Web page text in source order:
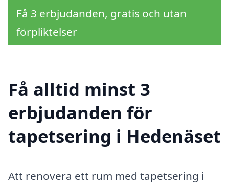
Få 3 erbjudanden, gratis och utan
förpliktelser
Få alltid minst 3
erbjudanden för
tapetsering i Hedenäset
Att renovera ett rum med tapetsering i